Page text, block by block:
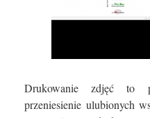
Drukowanie zdjęć to
przeniesienie ulubionych